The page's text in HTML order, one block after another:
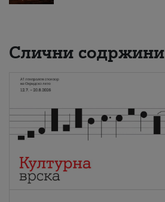
Слични содржини